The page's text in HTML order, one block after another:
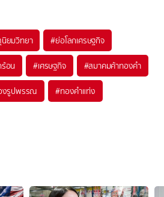
ยมวิทยา #ย่อโลกเศรษฐกิจ
ร้อน #เศรษฐกิจ #สมาคมค้าทองคำ
งรูปพรรณ #ทองคำแท่ง